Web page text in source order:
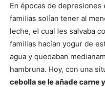
En épocas de
familias solían tener al
leche, el cual les salvaba
familias hacían yogur de
agua y quedaban
hambruna. Hoy, con una
cebolla se le añade carne